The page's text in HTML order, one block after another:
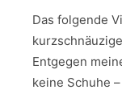
Das folgende
Entgegen
keine Schuhe